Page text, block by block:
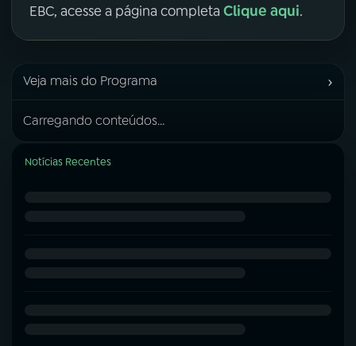
EBC, acesse a página completa Clique aqui.
Veja mais do Programa ›
Carregando conteúdos...
Notícias Recentes